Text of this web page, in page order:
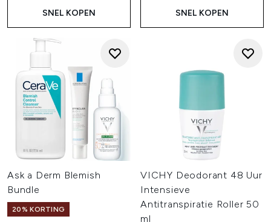
SNEL KOPEN SNEL KOPEN
Ask a Derm Blemish
Bundle
20% KORTING
VICHY Deodorant 48 Uur
Intensieve
Antitranspiratie Roller 50
ml